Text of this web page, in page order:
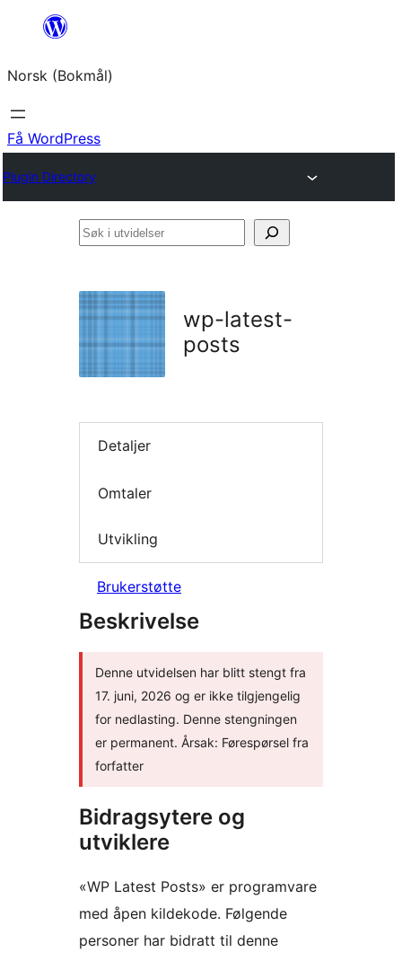
Hopp
innhold
Norsk (Bokmål)
Få WordPress
Plugin Directory
Søk
wp-latest-
posts
Detaljer
Omtaler
Utvikling
Brukerstøtte
Beskrivelse
Denne utvidelsen har blitt stengt fra
17. juni, 2026 og er ikke tilgjengelig
for nedlasting. Denne stengningen
er permanent. Årsak: Førespørsel fra
forfatter
Bidragsytere og
utviklere
«WP Latest Posts» er programvare
med åpen kildekode. Følgende
personer har bidratt til denne